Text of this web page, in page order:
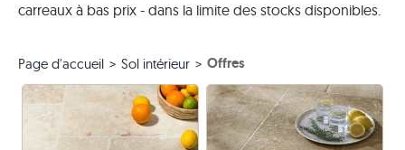
carreaux à bas prix - dans la limite des stocks disponibles.
Page d'accueil Sol intérieur Offres